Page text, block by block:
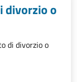
divorzio o
di divorzio o